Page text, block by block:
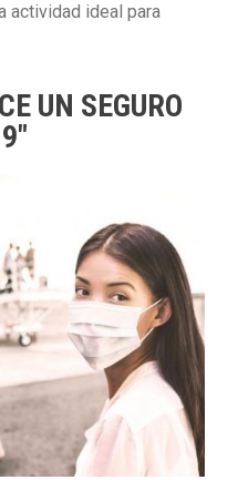
actividad ideal para
UN SEGURO